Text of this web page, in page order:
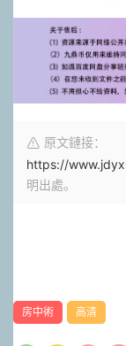
原文鏈接：
https://
明出處。
房中術 高清